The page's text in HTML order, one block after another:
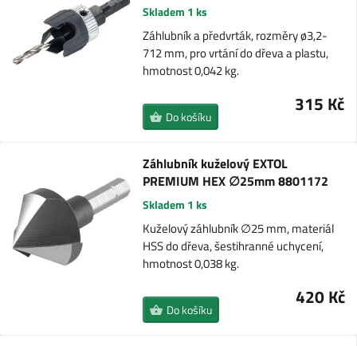
Skladem 1 ks
Záhlubník a předvrták, rozměry ø3,2-
712 mm, pro vrtání do dřeva a plastu,
hmotnost 0,042 kg.
315 Kč
Do košíku
Záhlubník kuželový EXTOL
PREMIUM HEX ∅25mm 8801172
Skladem 1 ks
Kuželový záhlubník ∅25 mm, materiál
HSS do dřeva, šestihranné uchycení,
hmotnost 0,038 kg.
420 Kč
Do košíku